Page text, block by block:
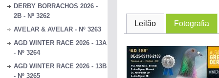
DERBY BORRACHOS 2026 -
2B - Nº 3262
AVELAR & AVELAR - Nº 3263
AGD WINTER RACE 2026 - 13A
- Nº 3264
AGD WINTER RACE 2026 - 13B
- Nº 3265
Leilão Fotografia